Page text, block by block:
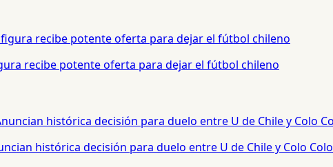
recibe potente oferta para dejar el fútbol chileno
histórica decisión para duelo entre U de Chile y Colo Colo